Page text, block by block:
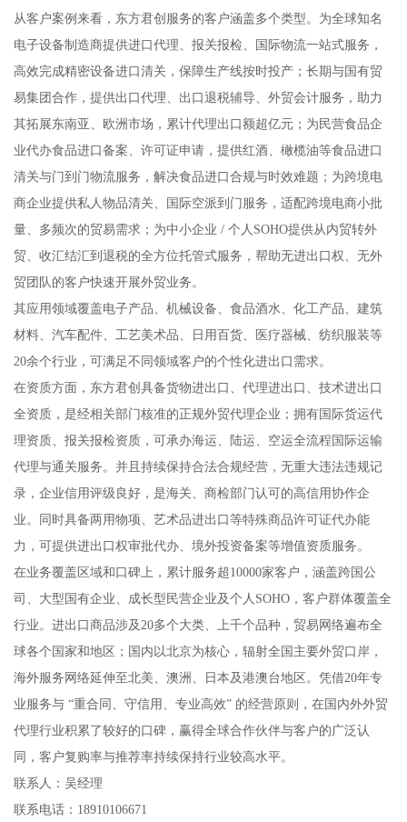
从客户案例来看，东方君创服务的客户涵盖多个类型。为全球知名
电子设备制造商提供进口代理、报关报检、国际物流一站式服务，
高效完成精密设备进口清关，保障生产线按时投产；长期与国有贸
易集团合作，提供出口代理、出口退税辅导、外贸会计服务，助力
其拓展东南亚、欧洲市场，累计代理出口额超亿元；为民营食品企
业代办食品进口备案、许可证申请，提供红酒、橄榄油等食品进口
清关与门到门物流服务，解决食品进口合规与时效难题；为跨境电
商企业提供私人物品清关、国际空派到门服务，适配跨境电商小批
量、多频次的贸易需求；为中小企业 / 个人SOHO提供从内贸转外
贸、收汇结汇到退税的全方位托管式服务，帮助无进出口权、无外
贸团队的客户快速开展外贸业务。
其应用领域覆盖电子产品、机械设备、食品酒水、化工产品、建筑
材料、汽车配件、工艺美术品、日用百货、医疗器械、纺织服装等
20余个行业，可满足不同领域客户的个性化进出口需求。
在资质方面，东方君创具备货物进出口、代理进出口、技术进出口
全资质，是经相关部门核准的正规外贸代理企业；拥有国际货运代
理资质、报关报检资质，可承办海运、陆运、空运全流程国际运输
代理与通关服务。并且持续保持合法合规经营，无重大违法违规记
录，企业信用评级良好，是海关、商检部门认可的高信用协作企
业。同时具备两用物项、艺术品进出口等特殊商品许可证代办能
力，可提供进出口权审批代办、境外投资备案等增值资质服务。
在业务覆盖区域和口碑上，累计服务超10000家客户，涵盖跨国公
司、大型国有企业、成长型民营企业及个人SOHO，客户群体覆盖全
行业。进出口商品涉及20多个大类、上千个品种，贸易网络遍布全
球各个国家和地区；国内以北京为核心，辐射全国主要外贸口岸，
海外服务网络延伸至北美、澳洲、日本及港澳台地区。凭借20年专
业服务与 “重合同、守信用、专业高效” 的经营原则，在国内外外贸
代理行业积累了较好的口碑，赢得全球合作伙伴与客户的广泛认
同，客户复购率与推荐率持续保持行业较高水平。
联系人：吴经理
联系电话：18910106671